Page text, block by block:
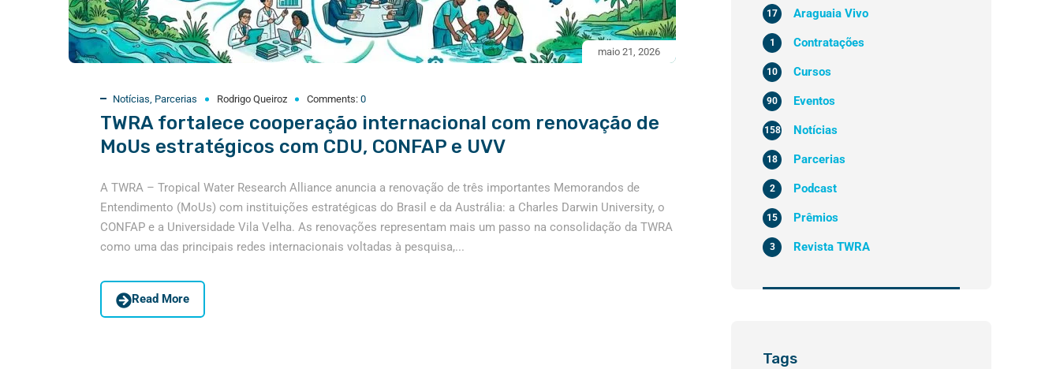
maio 21, 2026
Notícias, Parcerias Rodrigo Queiroz Comments: 0
TWRA fortalece cooperação internacional com renovação de
MoUs estratégicos com CDU, CONFAP e UVV
A TWRA – Tropical Water Research Alliance anuncia a renovação de três importantes Memorandos de
Entendimento (MoUs) com instituições estratégicas do Brasil e da Austrália: a Charles Darwin University, o
CONFAP e a Universidade Vila Velha. As renovações representam mais um passo na consolidação da TWRA
como uma das principais redes internacionais voltadas à pesquisa,...
Read More
Araguaia Vivo
17
Contratações
1
Cursos
10
Eventos
90
Notícias
158
Parcerias
18
Podcast
2
Prêmios
15
Revista TWRA
3
Tags